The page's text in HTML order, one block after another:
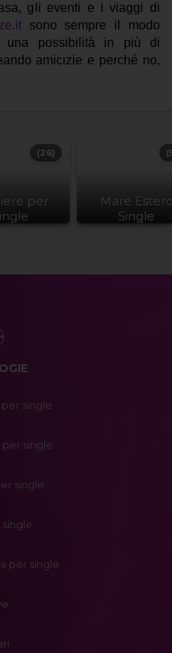
gli eventi e i viaggi di
sono sempre il modo
una possibilità in più di
amicizie e perché no,
per
(26)
Mare
Single
single
per single
single
single
per single